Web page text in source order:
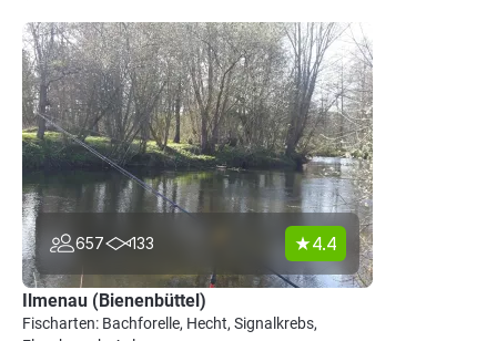
657 133 4.4
Ilmenau (Bienenbüttel)
Fischarten: Bachforelle, Hecht, Signalkrebs,